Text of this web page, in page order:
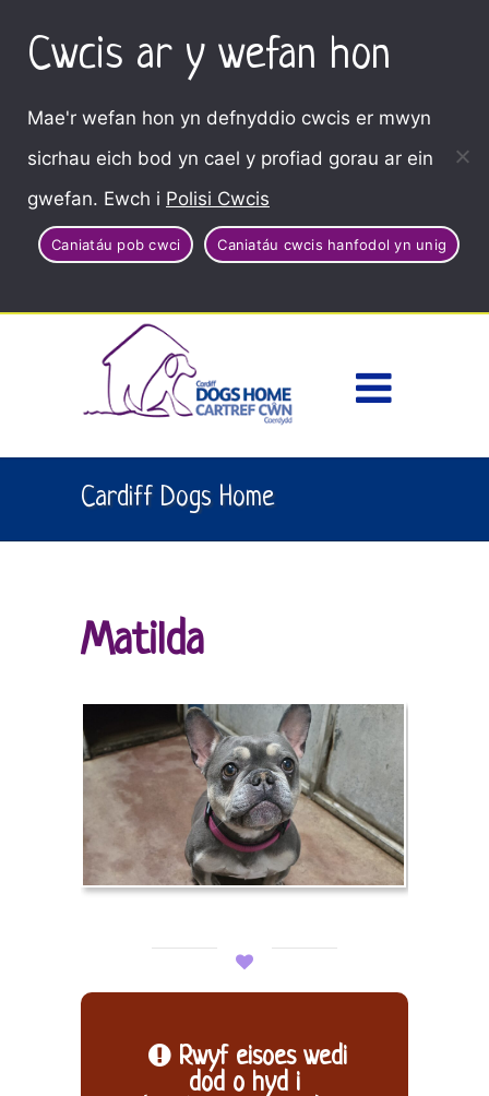
Cwcis ar y wefan hon
Mae'r wefan hon yn defnyddio cwcis er mwyn
sicrhau eich bod yn cael y profiad gorau ar ein
gwefan. Ewch i Polisi Cwcis
Caniatáu pob cwci Caniatáu cwcis hanfodol yn unig
Cardiff Dogs Home
Matilda
Rwyf eisoes wedi
dod o hyd i